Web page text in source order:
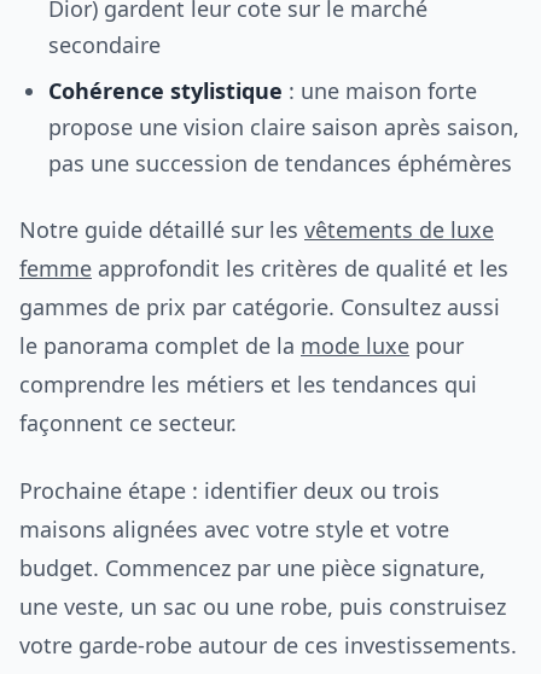
Dior) gardent leur cote sur le marché
secondaire
Cohérence stylistique : une maison forte
propose une vision claire saison après saison,
pas une succession de tendances éphémères
Notre guide détaillé sur les vêtements de luxe
femme approfondit les critères de qualité et les
gammes de prix par catégorie. Consultez aussi
le panorama complet de la mode luxe pour
comprendre les métiers et les tendances qui
façonnent ce secteur.
Prochaine étape : identifier deux ou trois
maisons alignées avec votre style et votre
budget. Commencez par une pièce signature,
une veste, un sac ou une robe, puis construisez
votre garde-robe autour de ces investissements.